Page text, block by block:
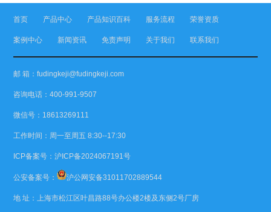
首页 产品中心 产品知识百科 服务流程 荣誉资质
案例中心 新闻资讯 免责声明 关于我们 联系我们
邮 箱：fudingkeji@fudingkeji.com
咨询电话：400-991-9507
微信号：18613269111
工作时间：周一至周五 8:30--17:30
ICP备案号：沪ICP备2024067191号
公安备案号： 沪公网安备31011702889544
地 址：上海市松江区叶昌路88号办公楼2楼及东侧2号厂房